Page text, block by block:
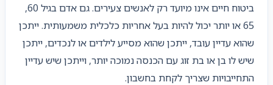
ביטוח חיים אינו מיועד רק לאנשים צעירים. גם אדם בגיל 60,
65 או יותר יכול להיות בעל אחריות כלכלית משמעותית. ייתכן
שהוא עדיין עובד, ייתכן שהוא מסייע לילדים או לנכדים, ייתכן
שיש לו בן או בת זוג עם הכנסה נמוכה יותר, וייתכן שיש עדיין
התחייבויות שצריך לקחת בחשבון.